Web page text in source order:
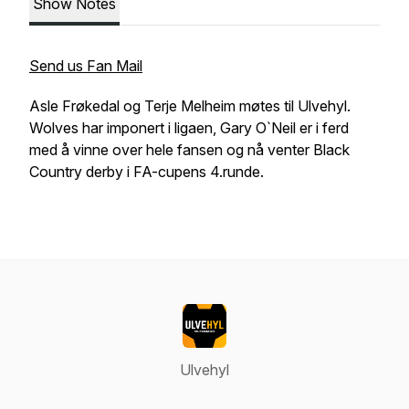
Show Notes
Send us Fan Mail
Asle Frøkedal og Terje Melheim møtes til Ulvehyl.
Wolves har imponert i ligaen, Gary O`Neil er i ferd
med å vinne over hele fansen og nå venter Black
Country derby i FA-cupens 4.runde.
Ulvehyl